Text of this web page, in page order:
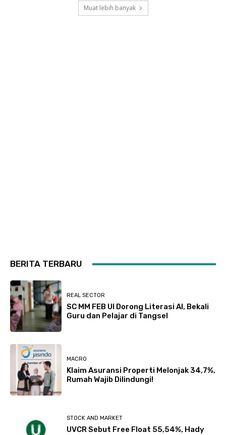
Muat lebih banyak
BERITA TERBARU
REAL SECTOR
SC MM FEB UI Dorong Literasi AI, Bekali
Guru dan Pelajar di Tangsel
MACRO
Klaim Asuransi Properti Melonjak 34,7%,
Rumah Wajib Dilindungi!
STOCK AND MARKET
UVCR Sebut Free Float 55,54%, Hady